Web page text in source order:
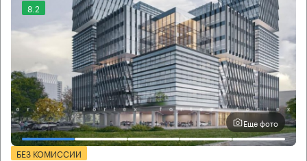
8.2
Еще фото
БЕЗ КОМИССИИ